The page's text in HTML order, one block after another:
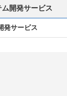
開発サービス
発サービス